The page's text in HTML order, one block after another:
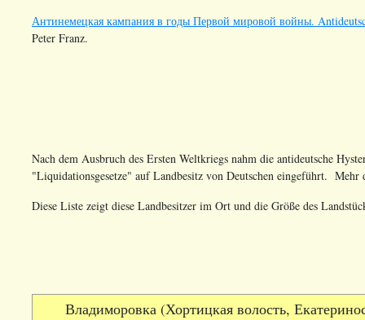
Антинемецкая кампания в годы Первой мировой войны.
Peter Franz.
Nach dem Ausbruch des Ersten Weltkriegs nahm die antideutsche
"Liquidationsgesetze" auf Landbesitz von Deutschen eingeführt. Mehr
Diese Liste zeigt diese Landbesitzer im Ort und die Größe des
Владиморовка (Хортицкая волость,